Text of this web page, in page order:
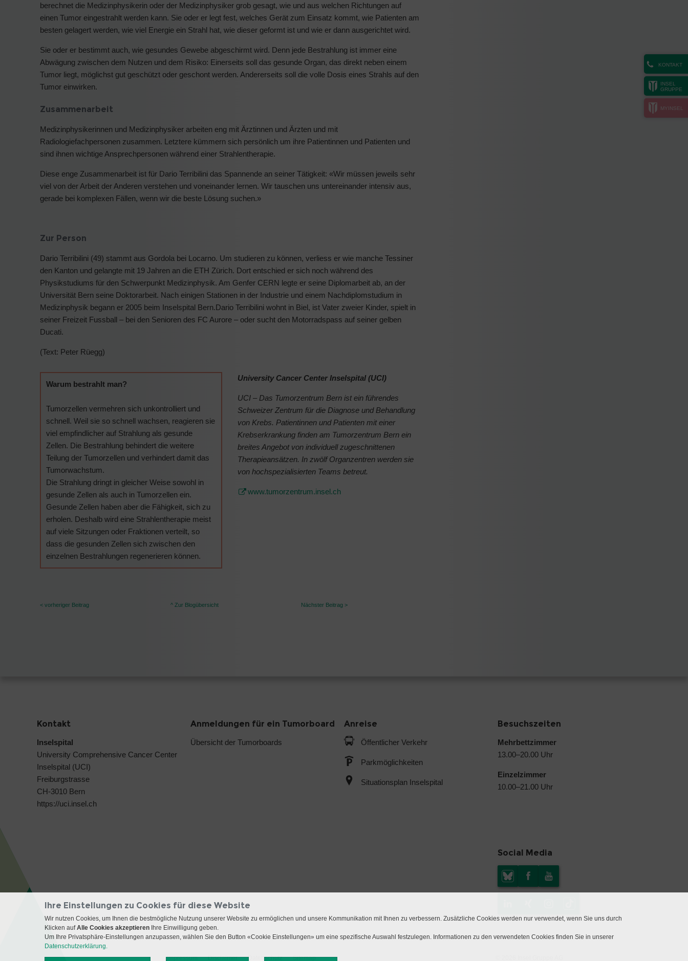
KONTAKT
INSEL
GRUPPE
MYINSEL
berechnet die Medizinphysikerin oder der Medizinphysiker grob gesagt, wie und aus welchen Richtungen auf
einen Tumor eingestrahlt werden kann. Sie oder er legt fest, welches Gerät zum Einsatz kommt, wie Patienten am
besten gelagert werden, wie viel Energie ein Strahl hat, wie dieser geformt ist und wie er dann ausgerichtet wird.
Sie oder er bestimmt auch, wie gesundes Gewebe abgeschirmt wird. Denn jede Bestrahlung ist immer eine
Abwägung zwischen dem Nutzen und dem Risiko: Einerseits soll das gesunde Organ, das direkt neben einem
Tumor liegt, möglichst gut geschützt oder geschont werden. Andererseits soll die volle Dosis eines Strahls auf den
Tumor einwirken.
Zusammenarbeit
Medizinphysikerinnen und Medizinphysiker arbeiten eng mit Ärztinnen und Ärzten und mit
Radiologiefachpersonen zusammen. Letztere kümmern sich persönlich um ihre Patientinnen und Patienten und
sind ihnen wichtige Ansprechpersonen während einer Strahlentherapie.
Diese enge Zusammenarbeit ist für Dario Terribilini das Spannende an seiner Tätigkeit: «Wir müssen jeweils sehr
viel von der Arbeit der Anderen verstehen und voneinander lernen. Wir tauschen uns untereinander intensiv aus,
gerade bei komplexen Fällen, wenn wir die beste Lösung suchen.»
Zur Person
Dario Terribilini (49) stammt aus Gordola bei Locarno. Um studieren zu können, verliess er wie manche Tessiner
den Kanton und gelangte mit 19 Jahren an die ETH Zürich. Dort entschied er sich noch während des
Physikstudiums für den Schwerpunkt Medizinphysik. Am Genfer CERN legte er seine Diplomarbeit ab, an der
Universität Bern seine Doktorarbeit. Nach einigen Stationen in der Industrie und einem Nachdiplomstudium in
Medizinphysik begann er 2005 beim Inselspital Bern.Dario Terribilini wohnt in Biel, ist Vater zweier Kinder, spielt in
seiner Freizeit Fussball – bei den Senioren des FC Aurore – oder sucht den Motorradspass auf seiner gelben
Ducati.
(Text: Peter Rüegg)
Warum bestrahlt man?
Tumorzellen vermehren sich unkontrolliert und
schnell. Weil sie so schnell wachsen, reagieren sie
viel empfindlicher auf Strahlung als gesunde
Zellen. Die Bestrahlung behindert die weitere
Teilung der Tumorzellen und verhindert damit das
Tumorwachstum.
Die Strahlung dringt in gleicher Weise sowohl in
gesunde Zellen als auch in Tumorzellen ein.
Gesunde Zellen haben aber die Fähigkeit, sich zu
erholen. Deshalb wird eine Strahlentherapie meist
auf viele Sitzungen oder Fraktionen verteilt, so
dass die gesunden Zellen sich zwischen den
einzelnen Bestrahlungen regenerieren können.
University Cancer Center Inselspital (UCI)
UCI – Das Tumorzentrum Bern ist ein führendes
Schweizer Zentrum für die Diagnose und Behandlung
von Krebs. Patientinnen und Patienten mit einer
Krebserkrankung finden am Tumorzentrum Bern ein
breites Angebot von individuell zugeschnittenen
Therapieansätzen. In zwölf Organzentren werden sie
von hochspezialisierten Teams betreut.
www.tumorzentrum.insel.ch
< vorheriger Beitrag ^ Zur Blogübersicht Nächster Beitrag >
Kontakt
Inselspital
University Comprehensive Cancer Center
Inselspital (UCI)
Freiburgstrasse
CH-3010 Bern
https://uci.insel.ch
Anmeldungen für ein Tumorboard
Übersicht der Tumorboards
Anreise
Öffentlicher Verkehr
Parkmöglichkeiten
Situationsplan Inselspital
Besuchszeiten
Mehrbettzimmer
13.00–20.00 Uhr
Einzelzimmer
10.00–21.00 Uhr
Social Media
Impressum Disclaimer Datenschutz Sitemap
Ihre Einstellungen zu Cookies für diese Website
Wir nutzen Cookies, um Ihnen die bestmögliche Nutzung unserer Website zu ermöglichen und unsere Kommunikation mit Ihnen zu verbessern. Zusätzliche Cookies werden nur verwendet, wenn Sie uns durch
Klicken aufAlle Cookies akzeptieren Ihre Einwilligung geben.
Um Ihre Privatsphäre-Einstellungen anzupassen, wählen Sie den Button «Cookie Einstellungen» um eine spezifische Auswahl festzulegen. Informationen zu den verwendeten Cookies finden Sie in unserer
Datenschutzerklärung.